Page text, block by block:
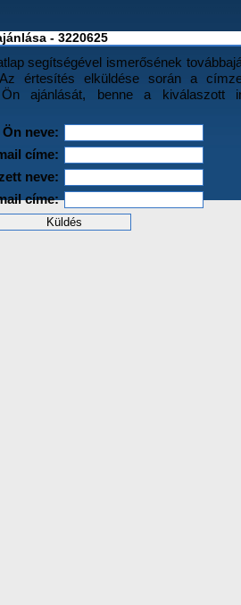
- 3220625
segítségével ismerősének
értesítés elküldése során a
ajánlását, benne a kiválaszott
Ön neve:
címe:
neve:
címe: